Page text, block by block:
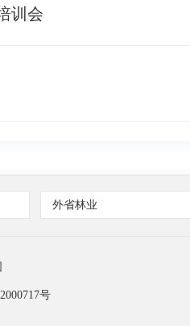
训会
外省林业
号